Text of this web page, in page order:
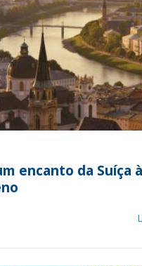
encanto da Suíça